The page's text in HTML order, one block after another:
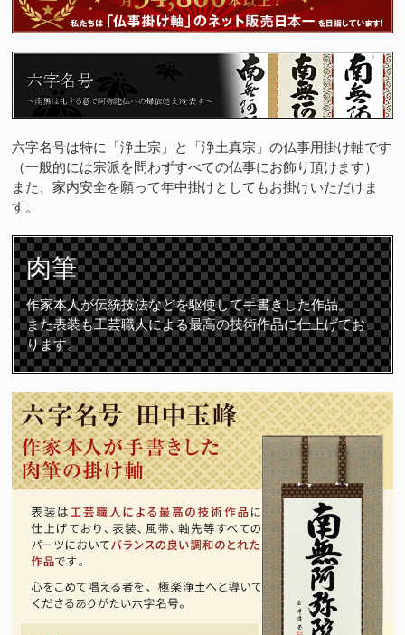
六字名号は特に「浄土宗」と「浄土真宗」の仏事用掛け軸です
（一般的には宗派を問わずすべての仏事にお飾り頂けます）
また、家内安全を願って年中掛けとしてもお掛けいただけま
す。
肉筆
作家本人が伝統技法などを駆使して手書きした作品。
また表装も工芸職人による最高の技術作品に仕上げてお
ります。